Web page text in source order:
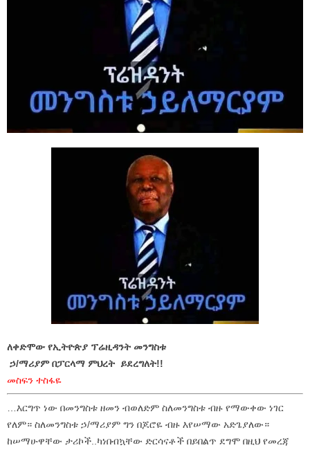
ለቀድሞው የኢትዮጵያ ፕሬዚዳንት መንግስቱ
ኃ/ማሪያም በፓርላማ ምህረት ይደረግለት!!
መስፍን ተስፋዬ
…እርግጥ ነው በመንግስቱ ዘመን ብወለድም ስለመንግስቱ ብዙ የማውቀው ነገር
የለም። ስለመንግስቱ ኃ/ማሪያም ግን በጆሮዬ ብዙ እየሠማው አድጌያለው።
ከሠማሁዋቸው ታሪኮች..ካነበብኳቸው ድርሳናቶች በይበልጥ ደግሞ በዚህ የመረጃ